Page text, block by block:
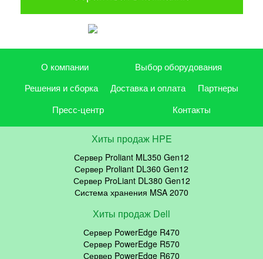
О компании
Выбор оборудования
Решения и сборка
Доставка и оплата
Партнеры
Пресс-центр
Контакты
Хиты продаж HPE
Сервер Proliant ML350 Gen12
Сервер Proliant DL360 Gen12
Сервер ProLiant DL380 Gen12
Система хранения MSA 2070
Хиты продаж Dell
Сервер PowerEdge R470
Сервер PowerEdge R570
Сервер PowerEdge R670